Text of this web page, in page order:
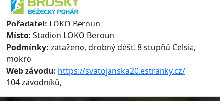
Pořadatel: LOKO Beroun
Místo: Stadion LOKO Beroun
Podmínky: zataženo, drobný déšť. 8 stupňů Celsia,
mokro
Web závodu: https://svatojanska20.estranky.cz/
104 závodníků,